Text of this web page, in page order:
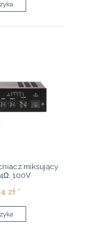
miksujący
100V
zł *